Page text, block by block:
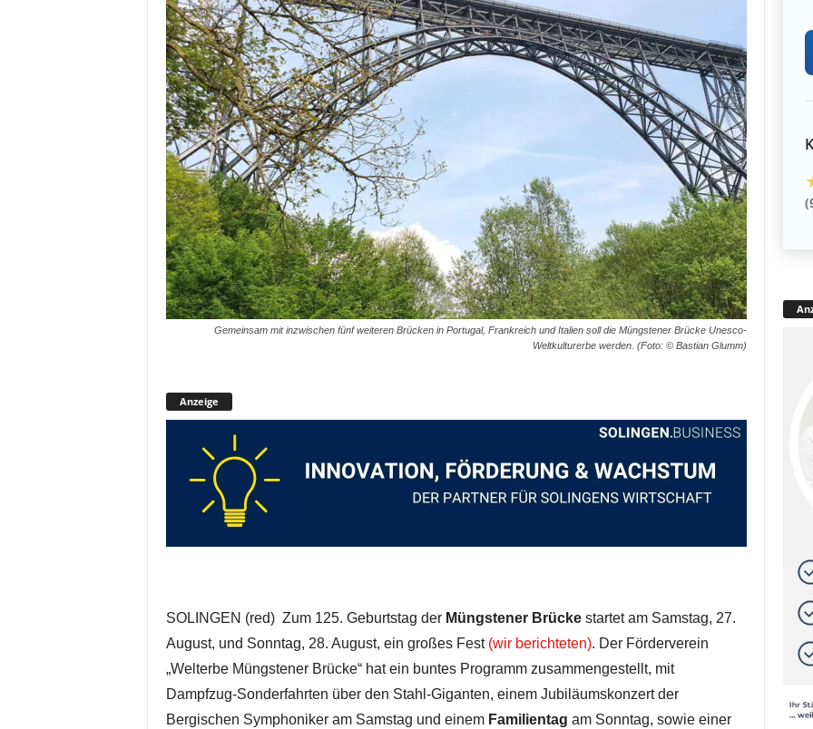
Gemeinsam mit inzwischen fünf weiteren Brücken in Portugal, Frankreich und Italien soll die Müngstener Brücke Unesco-
Weltkulturerbe werden. (Foto: © Bastian Glumm)
Anzeige
SOLINGEN (red) Zum 125. Geburtstag der Müngstener Brückestartet am Samstag, 27.
August, und Sonntag, 28. August, ein großes Fest (wir berichteten). Der Förderverein
„Welterbe Müngstener Brücke“ hat ein buntes Programm zusammengestellt, mit
Dampfzug-Sonderfahrten über den Stahl-Giganten, einem Jubiläumskonzert der
Bergischen Symphoniker am Samstag und einem Familientag am Sonntag, sowie einer